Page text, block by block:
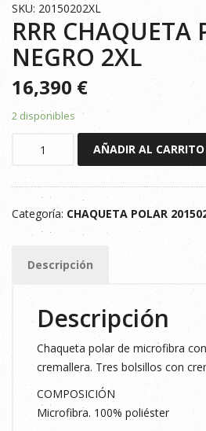
SKU: 20150202XL
RRR CHAQUETA
NEGRO 2XL
16,390 €
2 disponibles
POLAR
NEGRO
2XL
cantidad
AÑADIR AL CARRITO
Categoría: CHAQUETA POLAR
Descripción
Descripción
Chaqueta polar de microfibra
cremallera. Tres bolsillos con
COMPOSICIÓN
Microfibra. 100% poliéster